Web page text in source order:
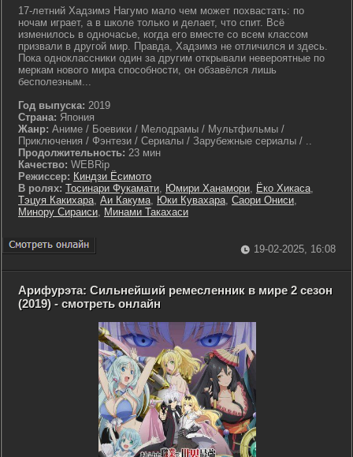
17-летний Хадзимэ Нагумо мало чем может похвастать: по
ночам играет, а в школе только и делает, что спит. Всё
изменилось в одночасье, когда его вместе со всем классом
призвали в другой мир. Правда, Хадзимэ не отличился и здесь.
Пока одноклассники один за другим открывали невероятные по
меркам нового мира способности, он обзавёлся лишь
бесполезным...
Год выпуска: 2019
Страна: Япония
Жанр: Аниме / Боевики / Мелодрамы / Мультфильмы /
Приключения / Фэнтези / Сериалы / Зарубежные сериалы / ..
Продолжительность: 23 мин
Качество: WEBRip
Режиссер: Киндзи Ёсимото
В ролях: Тосинари Фукамати, Юмири Ханамори, Ёко Хикаса,
Тэцуя Какихара, Аи Какума, Юки Кувахара, Саори Ониси,
Минору Сираиси, Минами Такахаси
19-02-2025, 16:08
Арифурэта: Сильнейший ремесленник в мире 2 сезон
(2019) - смотреть онлайн